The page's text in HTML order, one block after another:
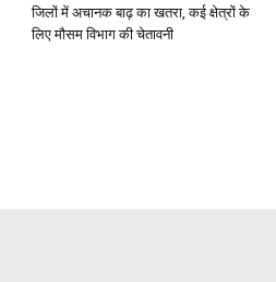
जिलों में अचानक बाढ़ का खतरा, कई क्षेत्रों के
लिए मौसम विभाग की चेतावनी